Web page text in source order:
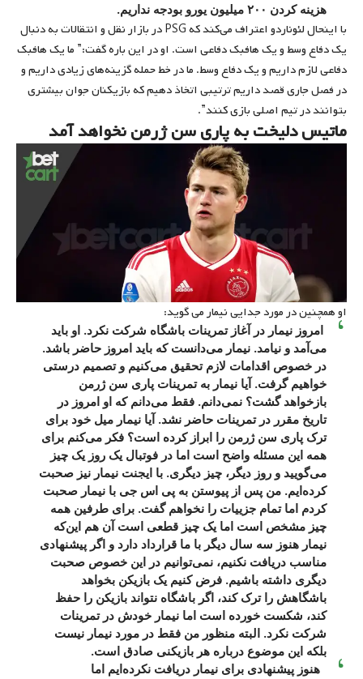
هزینه کردن‌ ۲۰۰ میلیون یورو بودجه نداریم.
با اینحال لئوناردو اعتراف می‌کند که PSG در بازار نقل و انتقالات به دنبال
یک دفاع وسط و یک هافبک دفاعی است. او در این باره گفت:” ما یک هافبک
دفاعی لازم داریم و یک دفاع وسط. ما در خط حمله گزینه‌های زیادی داریم و
در فصل جاری قصد داریم ترتیبی اتخاذ دهیم که بازیکنان جوان بیشتری
بتوانند در تیم اصلی بازی کنند”.
ماتیس دلیخت به پاری سن ژرمن نخواهد آمد
او همچنین در مورد جدایی نیمار می گوید:
امروز نیمار در آغاز تمرینات باشگاه شرکت نکرد. او باید
می‌آمد و نیامد. نیمار می‌دانست که باید امروز حاضر باشد.
در خصوص اقدامات لازم تحقیق می‌کنیم و تصمیم درستی
خواهیم گرفت. آیا نیمار به تمرینات پاری سن ژرمن
بازخواهد گشت؟ نمی‌دانم. فقط می‌دانم که او امروز در
تاریخ مقرر در تمرینات حاضر نشد. آیا نیمار میل خود برای
ترک پاری سن ژرمن را ابراز کرده است؟ فکر می‌کنم برای
همه این مسئله واضح است اما در فوتبال یک روز یک چیز
می‌گویید و روز دیگر، چیز دیگری. با ایجنت نیمار نیز صحبت
کرده‌ایم. من پس از پیوستن به پی اس جی با نیمار صحبت
کردم اما تمام جزییات را نخواهم گفت. برای طرفین همه
چیز مشخص است اما یک چیز قطعی است آن هم این‌که
نیمار هنوز سه سال دیگر با ما قرارداد دارد و اگر پیشنهادی
مناسب دریافت نکنیم، نمی‌توانیم در این خصوص صحبت
دیگری داشته باشیم. فرض کنیم یک بازیکن بخواهد
باشگاهش را ترک کند، اگر باشگاه نتواند بازیکن را حفظ
کند، شکست خورده است اما نیمار خودش در تمرینات
شرکت نکرد. البته منظور من فقط در مورد نیمار نیست
بلکه این موضوع درباره هر بازیکنی صادق است.
هنوز پیشنهادی برای نیمار دریافت نکرده‌ایم اما